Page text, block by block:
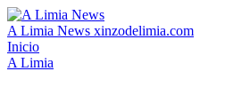
A Limia News xinzodelimia.com
Inicio
A Limia